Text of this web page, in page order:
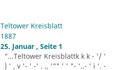
Teltower Kreisblatt
1887
25. Januar , Seite 1
"...Teltower Kreisblattk k k - '/ '
) ' , v '- ' -' . ., '"" ' ' "- '..- ' i '. -